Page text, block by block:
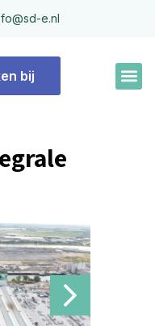
e.nl
bij